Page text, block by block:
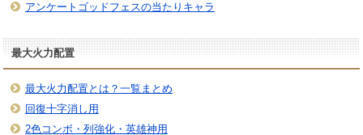
アンケートゴッドフェスの当たりキャラ
最大火力配置
最大火力配置とは？一覧まとめ
回復十字消し用
2色コンボ・列強化・英雄神用